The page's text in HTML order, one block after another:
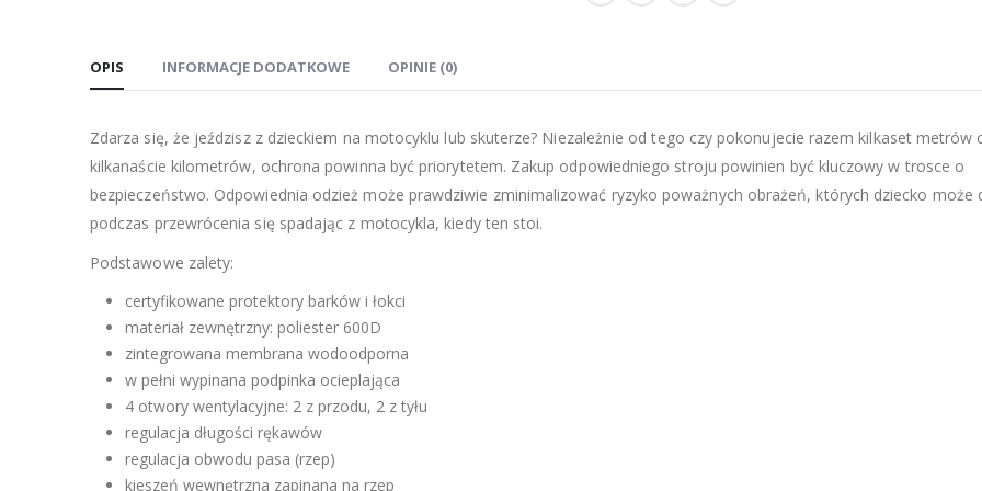
OPIS INFORMACJE DODATKOWE OPINIE (0)
Zdarza się, że jeździsz z dzieckiem na motocyklu lub skuterze? Niezależnie od tego czy pokonujecie razem kilkaset metrów
kilkanaście kilometrów, ochrona powinna być priorytetem. Zakup odpowiedniego stroju powinien być kluczowy w trosce o
bezpieczeństwo. Odpowiednia odzież może prawdziwie zminimalizować ryzyko poważnych obrażeń, których dziecko może
podczas przewrócenia się spadając z motocykla, kiedy ten stoi.
Podstawowe zalety:
certyfikowane protektory barków i łokci
materiał zewnętrzny: poliester 600D
zintegrowana membrana wodoodporna
w pełni wypinana podpinka ocieplająca
4 otwory wentylacyjne: 2 z przodu, 2 z tyłu
regulacja długości rękawów
regulacja obwodu pasa (rzep)
kieszeń wewnętrzna zapinana na rzep